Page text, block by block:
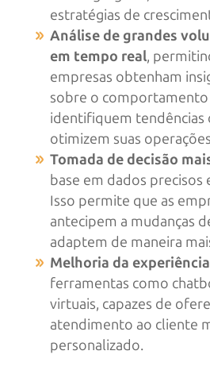
estratégias de
Análise de grandes
em tempo real,
empresas obtenham
sobre o comportamento
identifiquem tendências
otimizem suas
Tomada de decisão
base em dados precisos
Isso permite que as
antecipem a mudanças
adaptem de maneira
Melhoria da
ferramentas como
virtuais, capazes de
atendimento ao cliente
personalizado.